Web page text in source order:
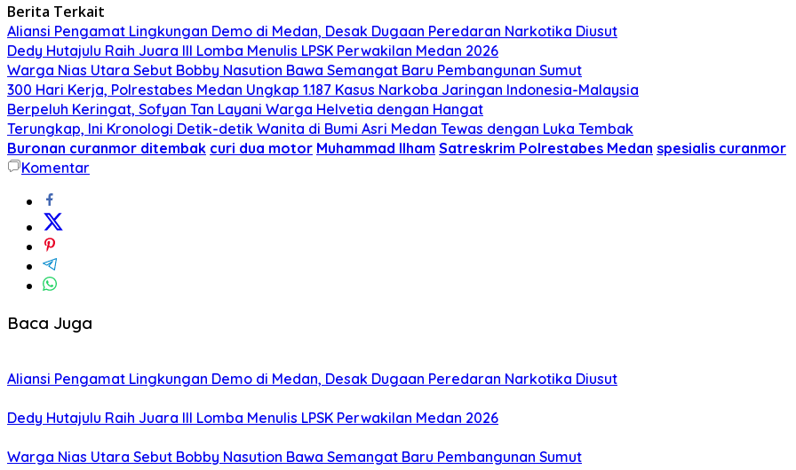
Berita Terkait
Aliansi Pengamat Lingkungan Demo di Medan, Desak Dugaan Peredaran Narkotika Diusut
Dedy Hutajulu Raih Juara III Lomba Menulis LPSK Perwakilan Medan 2026
Warga Nias Utara Sebut Bobby Nasution Bawa Semangat Baru Pembangunan Sumut
300 Hari Kerja, Polrestabes Medan Ungkap 1.187 Kasus Narkoba Jaringan Indonesia-Malaysia
Berpeluh Keringat, Sofyan Tan Layani Warga Helvetia dengan Hangat
Terungkap, Ini Kronologi Detik-detik Wanita di Bumi Asri Medan Tewas dengan Luka Tembak
Buronan curanmor ditembak curi dua motor Muhammad Ilham Satreskrim Polrestabes Medan spesialis curanmor
Komentar
Baca Juga
Aliansi Pengamat Lingkungan Demo di Medan, Desak Dugaan Peredaran Narkotika Diusut
Dedy Hutajulu Raih Juara III Lomba Menulis LPSK Perwakilan Medan 2026
Warga Nias Utara Sebut Bobby Nasution Bawa Semangat Baru Pembangunan Sumut